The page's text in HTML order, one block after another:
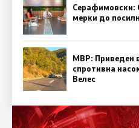
Серафимовски:
мерки до
МВР: Приведен
спротивна
Велес